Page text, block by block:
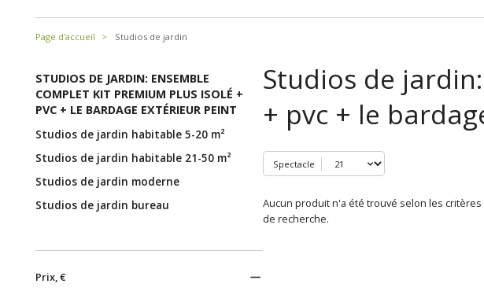
Page d'accueil Studios de jardin
STUDIOS DE JARDIN: ENSEMBLE
COMPLET KIT PREMIUM PLUS ISOLÉ +
PVC + LE BARDAGE EXTÉRIEUR PEINT
Studios de jardin habitable 5-20 m²
Studios de jardin habitable 21-50 m²
Studios de jardin moderne
Studios de jardin bureau
Prix, €
Studios de
+ pvc + le
Spectacle
Aucun produit n'a été trouvé selon les critères
de recherche.